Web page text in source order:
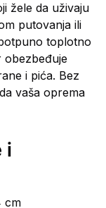
žele da uživaju
putovanja ili
toplotno
obezbeđuje
i pića. Bez
vaša oprema
i
cm